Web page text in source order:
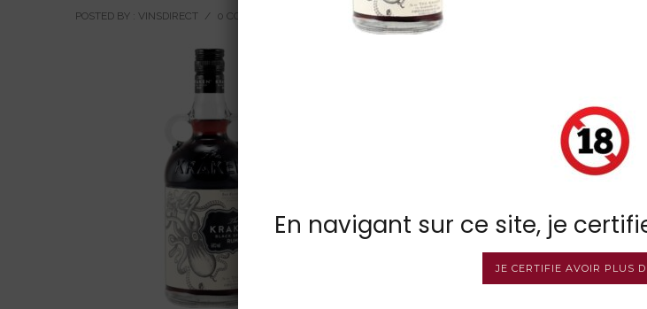
POSTED BY : VINSDIRECT / 0 COMMENTS
En navigant sur ce site, je
JE CERTIFIE AVOIR PLUS